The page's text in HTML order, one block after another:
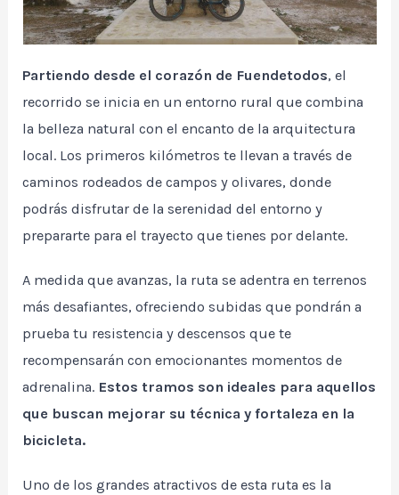
Partiendo desde el corazón de Fuendetodos, el
recorrido se inicia en un entorno rural que combina
la belleza natural con el encanto de la arquitectura
local. Los primeros kilómetros te llevan a través de
caminos rodeados de campos y olivares, donde
podrás disfrutar de la serenidad del entorno y
prepararte para el trayecto que tienes por delante.
A medida que avanzas, la ruta se adentra en terrenos
más desafiantes, ofreciendo subidas que pondrán a
prueba tu resistencia y descensos que te
recompensarán con emocionantes momentos de
adrenalina. Estos tramos son ideales para aquellos
que buscan mejorar su técnica y fortaleza en la
bicicleta.
Uno de los grandes atractivos de esta ruta es la